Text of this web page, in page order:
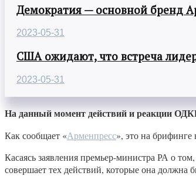
Демократия — основной бренд
2023-05-31
США ожидают, что встреча
2023-05-31
На данный момент действий и реакции
Как сообщает «Арменпресс», это на
Касаясь заявления премьер-министра РА о
совершает тех действий, которые она должна